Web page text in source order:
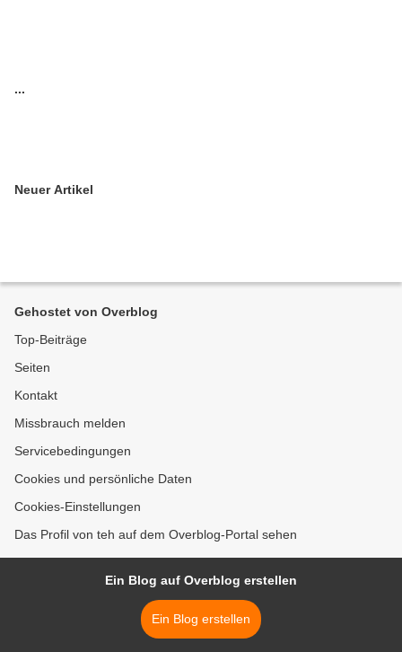
...
Neuer Artikel
Gehostet von Overblog
Top-Beiträge
Seiten
Kontakt
Missbrauch melden
Servicebedingungen
Cookies und persönliche Daten
Cookies-Einstellungen
Das Profil von teh auf dem Overblog-Portal sehen
Ein Blog auf Overblog erstellen
Ein Blog erstellen